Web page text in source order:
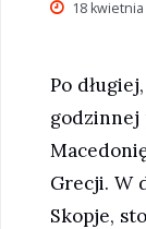
18 kwietnia
Po
godzinnej
Grecji. W
Skopje,